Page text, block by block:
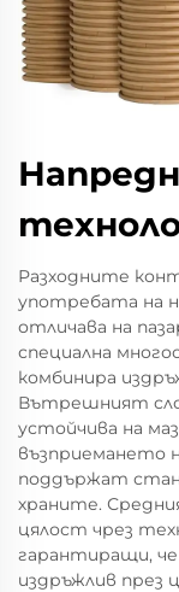
Разходните
употребата на
отличава на
специална
комбинира
Вътрешният
устойчива на
възприемането
поддържат
храните.
цялост чрез
гарантиращи,
издръжлив през